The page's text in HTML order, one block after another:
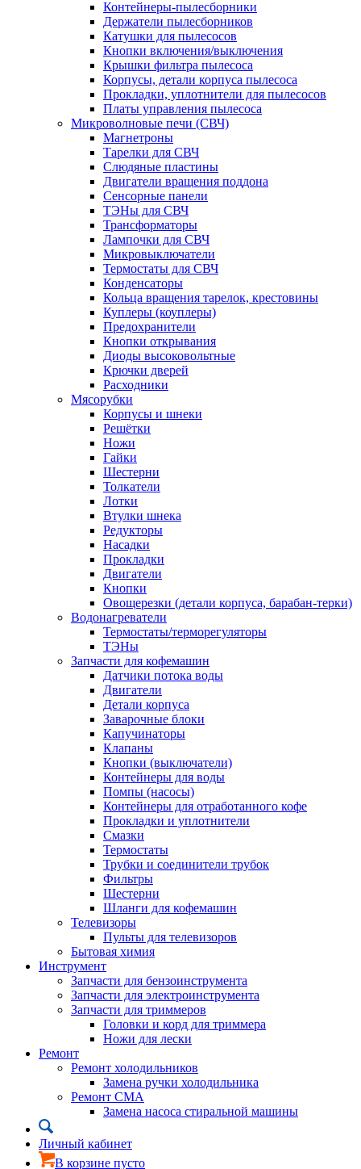
Контейнеры-пылесборники
Держатели пылесборников
Катушки для пылесосов
Кнопки включения/выключения
Крышки фильтра пылесоса
Корпусы, детали корпуса пылесоса
Прокладки, уплотнители для пылесосов
Платы управления пылесоса
Микроволновые печи (СВЧ)
Магнетроны
Тарелки для СВЧ
Слюдяные пластины
Двигатели вращения поддона
Сенсорные панели
ТЭНы для СВЧ
Трансформаторы
Лампочки для СВЧ
Микровыключатели
Термостаты для СВЧ
Конденсаторы
Кольца вращения тарелок, крестовины
Куплеры (коуплеры)
Предохранители
Кнопки открывания
Диоды высоковольтные
Крючки дверей
Расходники
Мясорубки
Корпусы и шнеки
Решётки
Ножи
Гайки
Шестерни
Толкатели
Лотки
Втулки шнека
Редукторы
Насадки
Прокладки
Двигатели
Кнопки
Овощерезки (детали корпуса, барабан-терки)
Водонагреватели
Термостаты/терморегуляторы
ТЭНы
Запчасти для кофемашин
Датчики потока воды
Двигатели
Детали корпуса
Заварочные блоки
Капучинаторы
Клапаны
Кнопки (выключатели)
Контейнеры для воды
Помпы (насосы)
Контейнеры для отработанного кофе
Прокладки и уплотнители
Смазки
Термостаты
Трубки и соединители трубок
Фильтры
Шестерни
Шланги для кофемашин
Телевизоры
Пульты для телевизоров
Бытовая химия
Инструмент
Запчасти для бензоинструмента
Запчасти для электроинструмента
Запчасти для триммеров
Головки и корд для триммера
Ножи для лески
Ремонт
Ремонт холодильников
Замена ручки холодильника
Ремонт СМА
Замена насоса стиральной машины
Личный кабинет
В корзине пусто